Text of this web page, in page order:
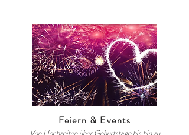
Feiern & Events